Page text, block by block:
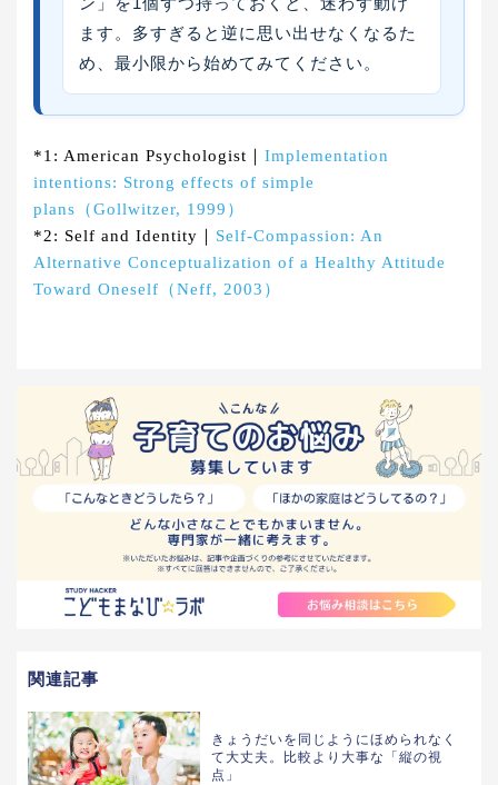
ます。多すぎると逆に思い出せなくなるた
め、最小限から始めてみてください。
*1: American Psychologist｜ Implementation
intentions: Strong effects of simple
plans（Gollwitzer, 1999）
*2: Self and Identity｜ Self-Compassion: An
Alternative Conceptualization of a Healthy Attitude
Toward Oneself（Neff, 2003）
関連記事
きょうだいを同じようにほめられなく
て大丈夫。比較より大事な「縦の視
点」